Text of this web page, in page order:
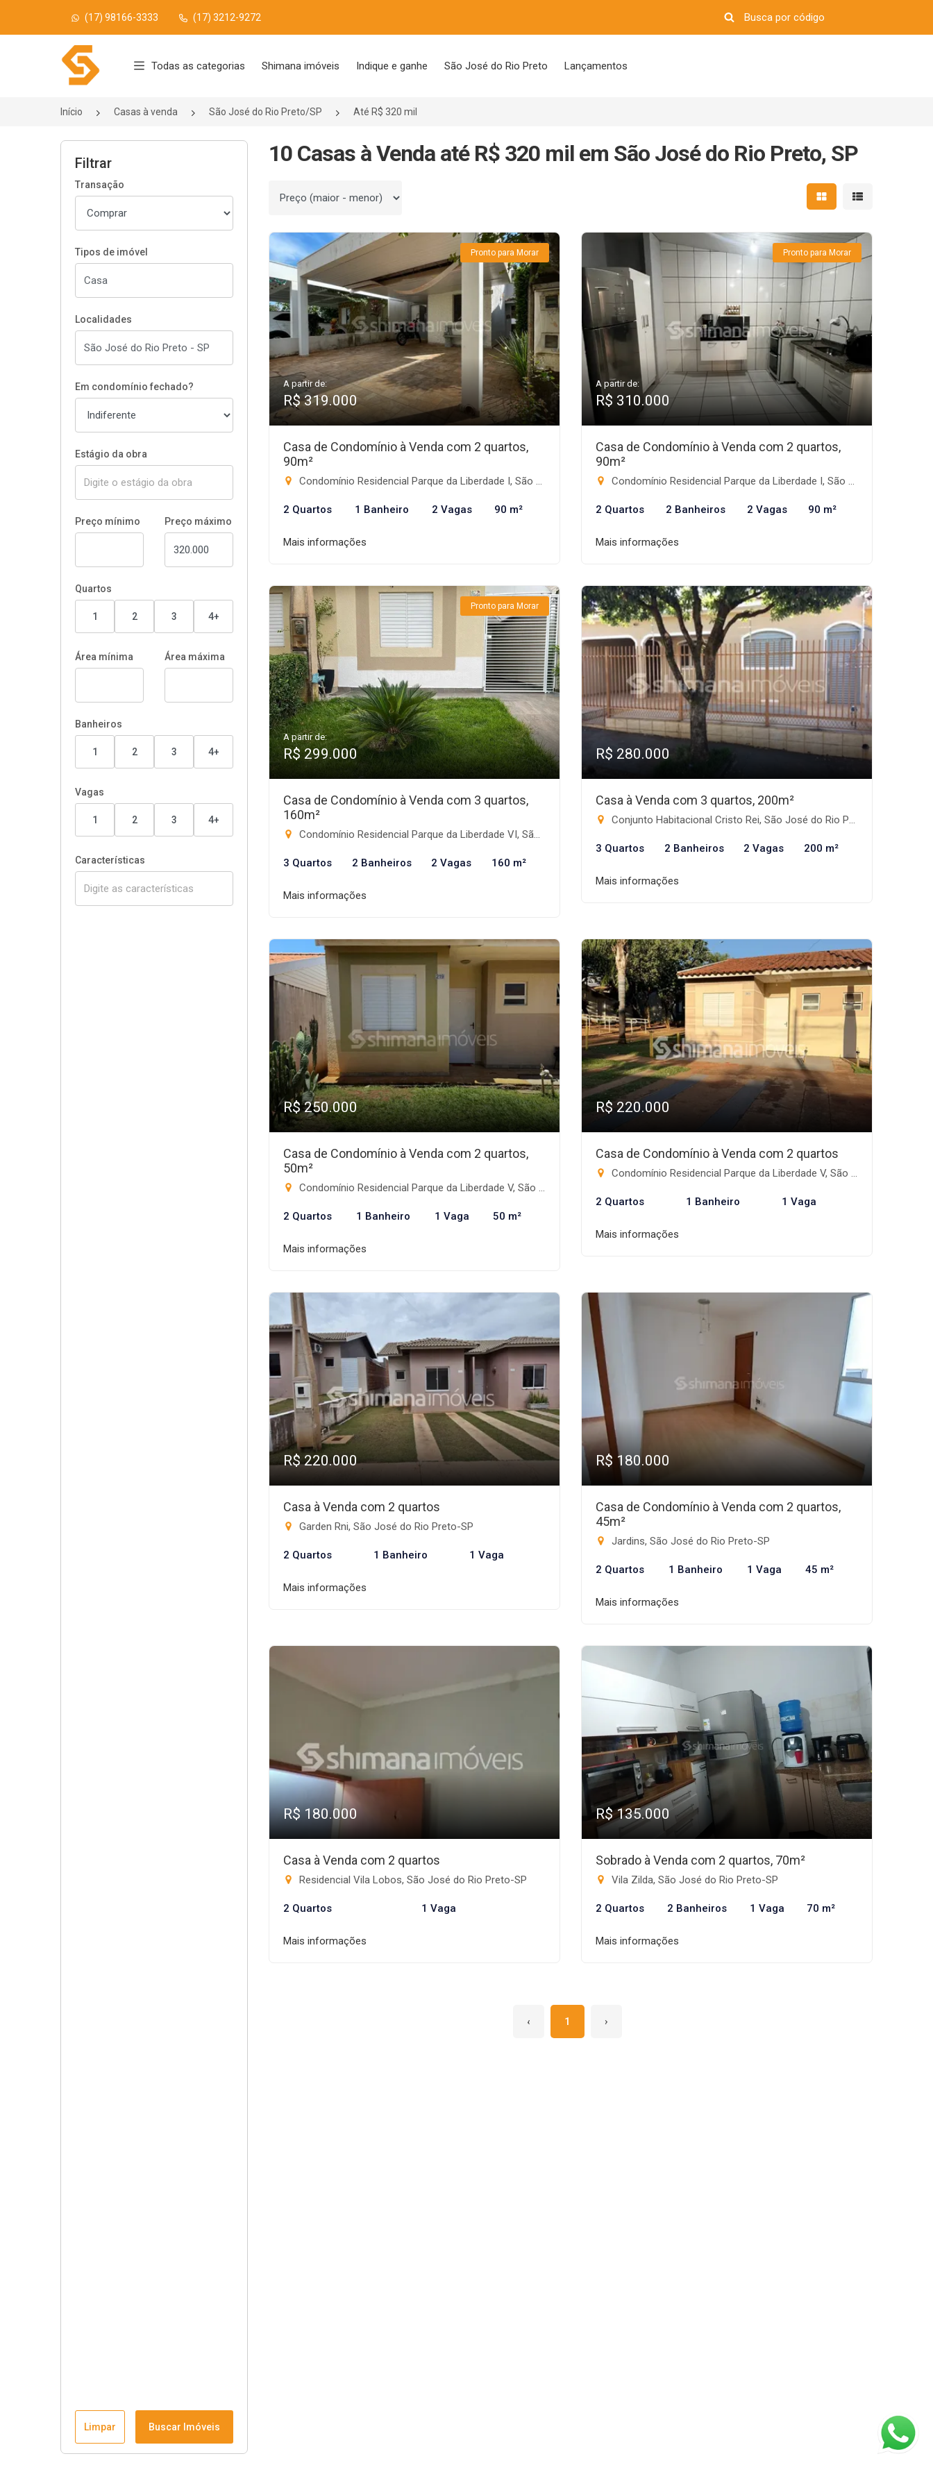
(17) 98166-3333 (17) 3212-9272
Página inicial
Todas as categorias Shimana imóveis Indique e ganhe São José do Rio Preto Lançamentos
Início Casas à venda São José do Rio Preto/SP Até R$ 320 mil
Filtrar
Transação
Tipos de imóvel
Localidades
Em condomínio fechado?
Estágio da obra
Preço mínimo Preço máximo
Quartos
1 2 3 4+
Área mínima Área máxima
Banheiros
1 2 3 4+
Vagas
1 2 3 4+
Características
Limpar Buscar Imóveis
10 Casas à Venda até R$ 320 mil em São José do Rio Preto, SP
Ordenar por Mostrar resultados em
Mostrar
Pronto para Morar
A partir de:
R$ 319.000
Casa de Condomínio à Venda com 2 quartos,
90m²
Condomínio Residencial Parque da Liberdade I, São José do Rio Preto-SP
2 Quartos 1 Banheiro 2 Vagas 90 m²
Mais informações
Pronto para Morar
A partir de:
R$ 310.000
Casa de Condomínio à Venda com 2 quartos,
90m²
Condomínio Residencial Parque da Liberdade I, São José do Rio Preto-SP
2 Quartos 2 Banheiros 2 Vagas 90 m²
Mais informações
Pronto para Morar
A partir de:
R$ 299.000
Casa de Condomínio à Venda com 3 quartos,
160m²
Condomínio Residencial Parque da Liberdade VI, São José do Rio Preto-SP
3 Quartos 2 Banheiros 2 Vagas 160 m²
Mais informações
R$ 280.000
Casa à Venda com 3 quartos, 200m²
Conjunto Habitacional Cristo Rei, São José do Rio Preto-SP
3 Quartos 2 Banheiros 2 Vagas 200 m²
Mais informações
R$ 250.000
Casa de Condomínio à Venda com 2 quartos,
50m²
Condomínio Residencial Parque da Liberdade V, São José do Rio Preto-SP
2 Quartos 1 Banheiro 1 Vaga 50 m²
Mais informações
R$ 220.000
Casa de Condomínio à Venda com 2 quartos
Condomínio Residencial Parque da Liberdade V, São José do Rio Preto-SP
2 Quartos 1 Banheiro 1 Vaga
Mais informações
R$ 220.000
Casa à Venda com 2 quartos
Garden Rni, São José do Rio Preto-SP
2 Quartos 1 Banheiro 1 Vaga
Mais informações
R$ 180.000
Casa de Condomínio à Venda com 2 quartos,
45m²
Jardins, São José do Rio Preto-SP
2 Quartos 1 Banheiro 1 Vaga 45 m²
Mais informações
R$ 180.000
Casa à Venda com 2 quartos
Residencial Vila Lobos, São José do Rio Preto-SP
2 Quartos 1 Vaga
Mais informações
R$ 135.000
Sobrado à Venda com 2 quartos, 70m²
Vila Zilda, São José do Rio Preto-SP
2 Quartos 2 Banheiros 1 Vaga 70 m²
Mais informações
‹ 1 ›